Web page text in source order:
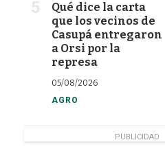
Qué dice la carta
que los vecinos de
Casupá entregaron
a Orsi por la
represa
05/08/2026
AGRO
PUBLICIDAD